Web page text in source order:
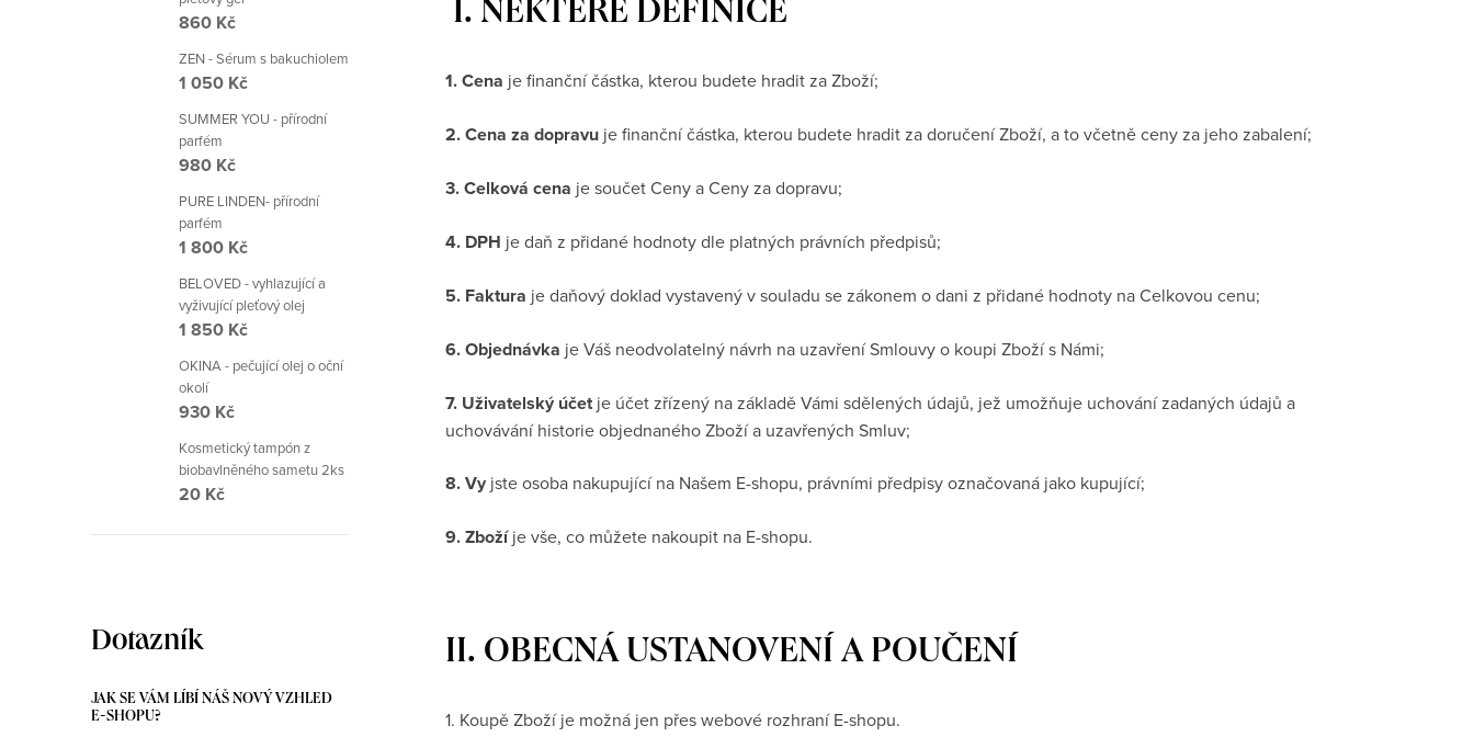
860 Kč
ZEN - Sérum s bakuchiolem
1 050 Kč
SUMMER YOU - přírodní
parfém
980 Kč
PURE LINDEN- přírodní
parfém
1 800 Kč
BELOVED - vyhlazující a
vyživující pleťový olej
1 850 Kč
OKINA - pečující olej o oční
okolí
930 Kč
Kosmetický tampón z
biobavlněného sametu 2ks
20 Kč
Dotazník
JAK SE VÁM LÍBÍ NÁŠ NOVÝ VZHLED
E-SHOPU?
I. NĚKTERÉ DEFINICE
1. Cena je finanční částka, kterou budete hradit za Zboží;
2. Cena za dopravu je finanční částka, kterou budete hradit za doručení Zboží, a to včetně ceny za jeho zabalení;
3. Celková cena je součet Ceny a Ceny za dopravu;
4. DPH je daň z přidané hodnoty dle platných právních předpisů;
5. Faktura je daňový doklad vystavený v souladu se zákonem o dani z přidané hodnoty na Celkovou cenu;
6. Objednávka je Váš neodvolatelný návrh na uzavření Smlouvy o koupi Zboží s Námi;
7. Uživatelský účetje účet zřízený na základě Vámi sdělených údajů, jež umožňuje uchování zadaných údajů a
uchovávání historie objednaného Zboží a uzavřených Smluv;
8. Vy jste osoba nakupující na Našem E-shopu, právními předpisy označovaná jako kupující;
9. Zbožíje vše, co můžete nakoupit na E-shopu.
II. OBECNÁ USTANOVENÍ A POUČENÍ
1. Koupě Zboží je možná jen přes webové rozhraní E-shopu.